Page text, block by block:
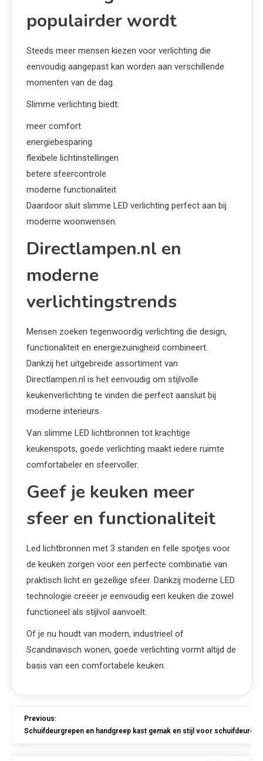
populairder wordt
Steeds meer mensen kiezen voor verlichting die
eenvoudig aangepast kan worden aan verschillende
momenten van de dag.
Slimme verlichting biedt:
meer comfort
energiebesparing
flexibele lichtinstellingen
betere sfeercontrole
moderne functionaliteit
Daardoor sluit slimme LED verlichting perfect aan bij
moderne woonwensen.
Directlampen.nl en
moderne
verlichtingstrends
Mensen zoeken tegenwoordig verlichting die design,
functionaliteit en energiezuinigheid combineert.
Dankzij het uitgebreide assortiment van
Directlampen.nl is het eenvoudig om stijlvolle
keukenverlichting te vinden die perfect aansluit bij
moderne interieurs.
Van slimme LED lichtbronnen tot krachtige
keukenspots, goede verlichting maakt iedere ruimte
comfortabeler en sfeervoller.
Geef je keuken meer
sfeer en functionaliteit
Led lichtbronnen met 3 standen en felle spotjes voor
de keuken zorgen voor een perfecte combinatie van
praktisch licht en gezellige sfeer. Dankzij moderne LED
technologie creëer je eenvoudig een keuken die zowel
functioneel als stijlvol aanvoelt.
Of je nu houdt van modern, industrieel of
Scandinavisch wonen, goede verlichting vormt altijd de
basis van een comfortabele keuken.
Previous:
Schuifdeurgrepen en handgreep kast gemak en stijl voor schuifdeuren